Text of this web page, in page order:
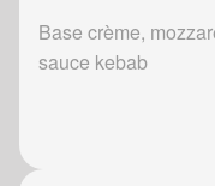
Base crème,
sauce kebab